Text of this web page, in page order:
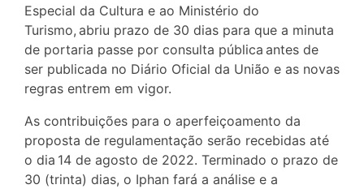
Especial da Cultura e ao Ministério do
Turismo, abriu prazo de 30 dias para que a minuta
de portaria passe por consulta pública antes de
ser publicada no Diário Oficial da União e as novas
regras entrem em vigor.
As contribuições para o aperfeiçoamento da
proposta de regulamentação serão recebidas até
o dia 14 de agosto de 2022. Terminado o prazo de
30 (trinta) dias, o Iphan fará a análise e a